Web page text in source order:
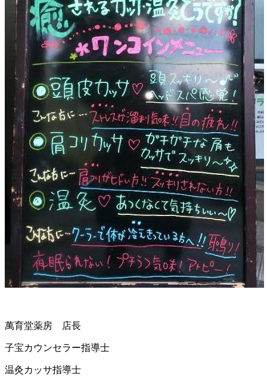
萬育堂薬房 店長
子宝カウンセラー指導士
温灸カッサ指導士